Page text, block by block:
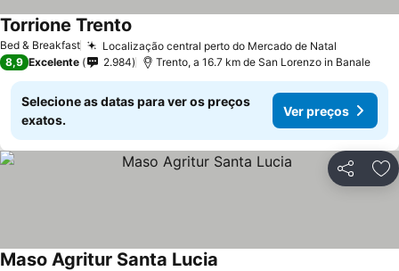
Bed & Breakfast Localização central perto do Mercado de Natal
Torrione Trento
8,9 Excelente 2.984 Trento, a 16.7 km de San Lorenzo in Banale
Selecione as datas para ver os preços
exatos.
Ver preços
Partilhar
Maso Agritur Santa Lucia